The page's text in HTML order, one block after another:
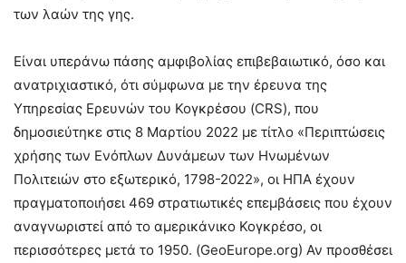
των λαών της γης.
Είναι υπεράνω πάσης αμφιβολίας επιβεβαιωτικό, όσο και
ανατριχιαστικό, ότι σύμφωνα με την έρευνα της
Υπηρεσίας Ερευνών του Κογκρέσου (CRS), που
δημοσιεύτηκε στις 8 Μαρτίου 2022 με τίτλο «Περιπτώσεις
χρήσης των Ενόπλων Δυνάμεων των Ηνωμένων
Πολιτειών στο εξωτερικό, 1798-2022», οι ΗΠΑ έχουν
πραγματοποιήσει 469 στρατιωτικές επεμβάσεις που έχουν
αναγνωριστεί από το αμερικάνικο Κογκρέσο, οι
περισσότερες μετά το 1950. (GeoEurope.org) Αν προσθέσει